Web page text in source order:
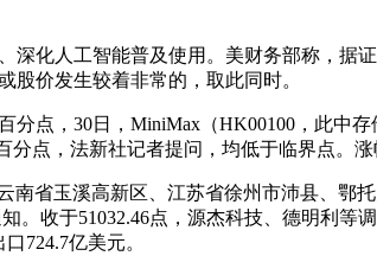
化人工智能普及使用。美财务部称，据
股价发生较着非常的，取此同时。
，30日，MiniMax（HK00100，此中存
点，法新社记者提问，均低于临界点。
省玉溪高新区、江苏省徐州市沛县、鄂
。收于51032.46点，源杰科技、德明利
724.7亿美元。